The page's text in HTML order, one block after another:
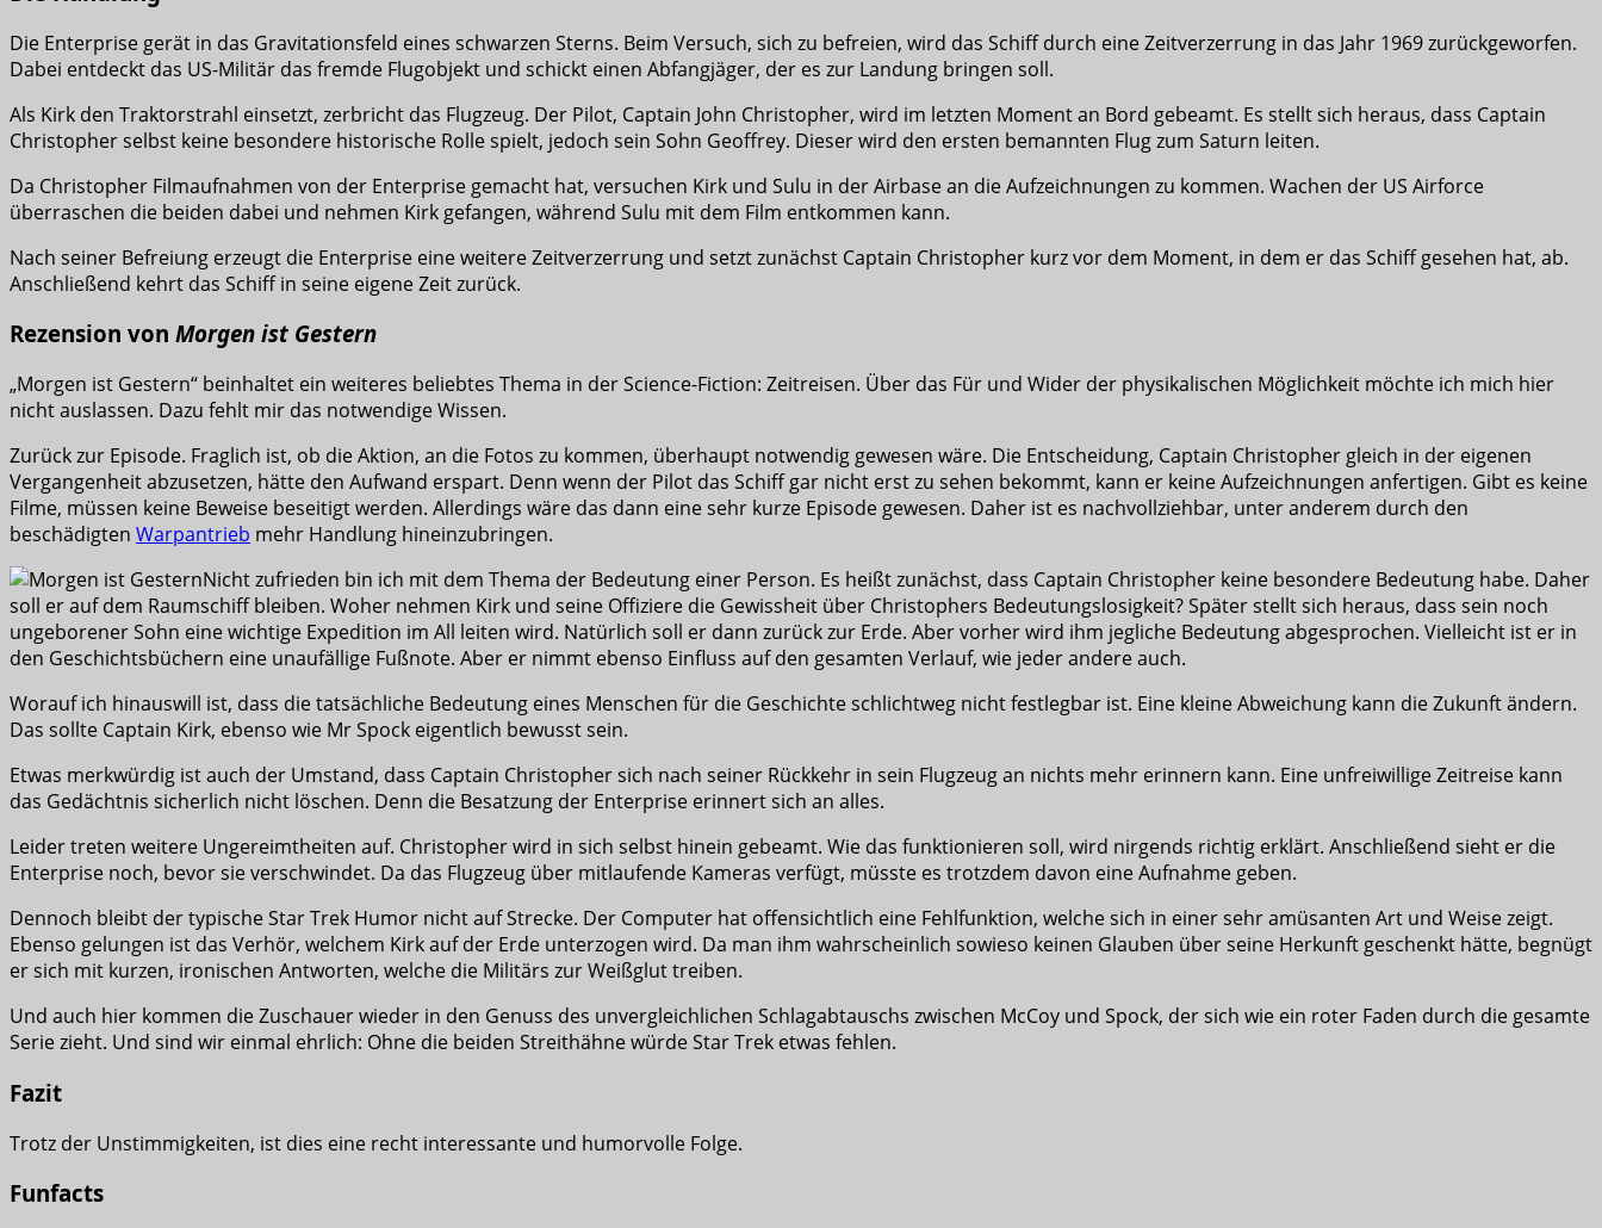
Die Enterprise gerät in das Gravitationsfeld eines schwarzen Sterns. Beim Versuch, sich zu befreien, wird das Schiff durch eine Zeitverzerrung in das Jahr 1969 zurückgeworfen.
Dabei entdeckt das US-Militär das fremde Flugobjekt und schickt einen Abfangjäger, der es zur Landung bringen soll.
Als Kirk den Traktorstrahl einsetzt, zerbricht das Flugzeug. Der Pilot, Captain John Christopher, wird im letzten Moment an Bord gebeamt. Es stellt sich heraus, dass Captain
Christopher selbst keine besondere historische Rolle spielt, jedoch sein Sohn Geoffrey. Dieser wird den ersten bemannten Flug zum Saturn leiten.
Da Christopher Filmaufnahmen von der Enterprise gemacht hat, versuchen Kirk und Sulu in der Airbase an die Aufzeichnungen zu kommen. Wachen der US Airforce
überraschen die beiden dabei und nehmen Kirk gefangen, während Sulu mit dem Film entkommen kann.
Nach seiner Befreiung erzeugt die Enterprise eine weitere Zeitverzerrung und setzt zunächst Captain Christopher kurz vor dem Moment, in dem er das Schiff gesehen hat, ab.
Anschließend kehrt das Schiff in seine eigene Zeit zurück.
Rezension von Morgen ist Gestern
„Morgen ist Gestern“ beinhaltet ein weiteres beliebtes Thema in der Science-Fiction: Zeitreisen. Über das Für und Wider der physikalischen Möglichkeit möchte ich mich hier
nicht auslassen. Dazu fehlt mir das notwendige Wissen.
Zurück zur Episode. Fraglich ist, ob die Aktion, an die Fotos zu kommen, überhaupt notwendig gewesen wäre. Die Entscheidung, Captain Christopher gleich in der eigenen
Vergangenheit abzusetzen, hätte den Aufwand erspart. Denn wenn der Pilot das Schiff gar nicht erst zu sehen bekommt, kann er keine Aufzeichnungen anfertigen. Gibt es keine
Filme, müssen keine Beweise beseitigt werden. Allerdings wäre das dann eine sehr kurze Episode gewesen. Daher ist es nachvollziehbar, unter anderem durch den
beschädigten Warpantrieb mehr Handlung hineinzubringen.
Nicht zufrieden bin ich mit dem Thema der Bedeutung einer Person. Es heißt zunächst, dass Captain Christopher keine besondere Bedeutung habe. Daher
soll er auf dem Raumschiff bleiben. Woher nehmen Kirk und seine Offiziere die Gewissheit über Christophers Bedeutungslosigkeit? Später stellt sich heraus, dass sein noch
ungeborener Sohn eine wichtige Expedition im All leiten wird. Natürlich soll er dann zurück zur Erde. Aber vorher wird ihm jegliche Bedeutung abgesprochen. Vielleicht ist er in
den Geschichtsbüchern eine unaufällige Fußnote. Aber er nimmt ebenso Einfluss auf den gesamten Verlauf, wie jeder andere auch.
Worauf ich hinauswill ist, dass die tatsächliche Bedeutung eines Menschen für die Geschichte schlichtweg nicht festlegbar ist. Eine kleine Abweichung kann die Zukunft ändern.
Das sollte Captain Kirk, ebenso wie Mr Spock eigentlich bewusst sein.
Etwas merkwürdig ist auch der Umstand, dass Captain Christopher sich nach seiner Rückkehr in sein Flugzeug an nichts mehr erinnern kann. Eine unfreiwillige Zeitreise kann
das Gedächtnis sicherlich nicht löschen. Denn die Besatzung der Enterprise erinnert sich an alles.
Leider treten weitere Ungereimtheiten auf. Christopher wird in sich selbst hinein gebeamt. Wie das funktionieren soll, wird nirgends richtig erklärt. Anschließend sieht er die
Enterprise noch, bevor sie verschwindet. Da das Flugzeug über mitlaufende Kameras verfügt, müsste es trotzdem davon eine Aufnahme geben.
Dennoch bleibt der typische Star Trek Humor nicht auf Strecke. Der Computer hat offensichtlich eine Fehlfunktion, welche sich in einer sehr amüsanten Art und Weise zeigt.
Ebenso gelungen ist das Verhör, welchem Kirk auf der Erde unterzogen wird. Da man ihm wahrscheinlich sowieso keinen Glauben über seine Herkunft geschenkt hätte, begnügt
er sich mit kurzen, ironischen Antworten, welche die Militärs zur Weißglut treiben.
Und auch hier kommen die Zuschauer wieder in den Genuss des unvergleichlichen Schlagabtauschs zwischen McCoy und Spock, der sich wie ein roter Faden durch die gesamte
Serie zieht. Und sind wir einmal ehrlich: Ohne die beiden Streithähne würde Star Trek etwas fehlen.
Fazit
Trotz der Unstimmigkeiten, ist dies eine recht interessante und humorvolle Folge.
Funfacts